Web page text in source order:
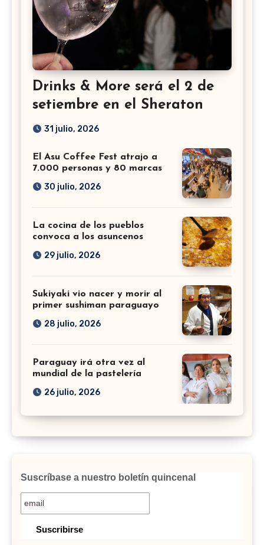
Drinks & More será el 2 de
setiembre en el Sheraton
31 julio, 2026
El Asu Coffee Fest atrajo a
7.000 personas y 80 marcas
30 julio, 2026
La cocina de los pueblos
convoca a los asuncenos
29 julio, 2026
Sukiyaki vio nacer y morir al
primer sushiman paraguayo
28 julio, 2026
Paraguay irá otra vez al
mundial de la pastelería
26 julio, 2026
Suscríbase a nuestro boletín quincenal